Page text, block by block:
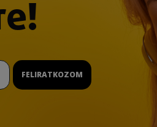
FELIRATKOZOM